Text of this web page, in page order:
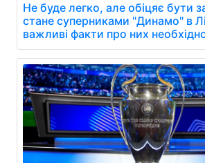
Не буде легко, але обіцяє бути
стане суперниками "Динамо" в
важливі факти про них